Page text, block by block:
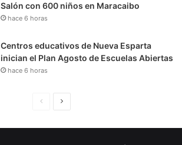
Salón con 600 niños en Maracaibo
hace 6 horas
Centros educativos de Nueva Esparta
inician el Plan Agosto de Escuelas Abiertas
hace 6 horas